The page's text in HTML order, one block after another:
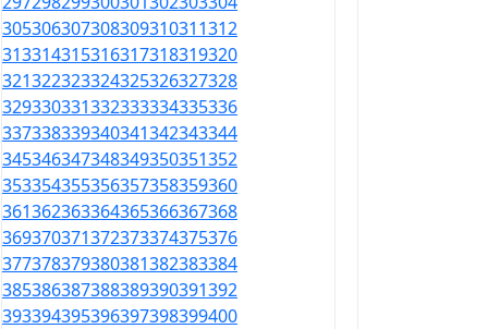
305306307308309310311312
313314315316317318319320
321322323324325326327328
329330331332333334335336
337338339340341342343344
345346347348349350351352
353354355356357358359360
361362363364365366367368
369370371372373374375376
377378379380381382383384
385386387388389390391392
393394395396397398399400